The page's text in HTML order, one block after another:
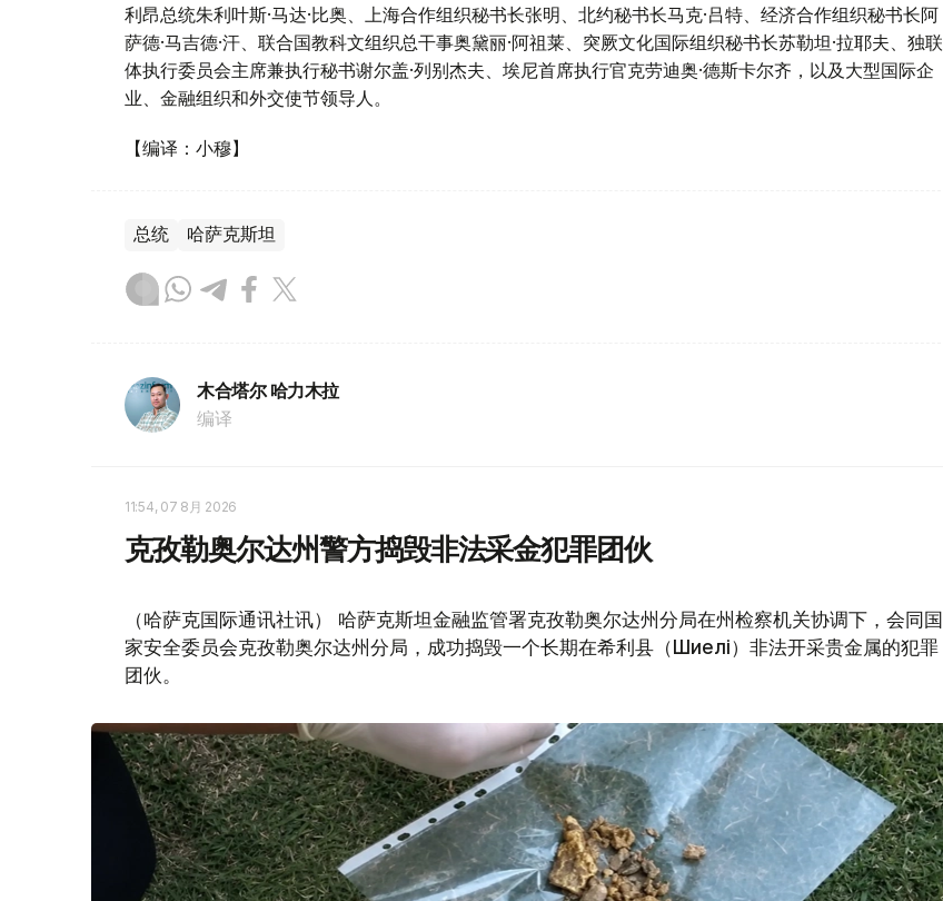
利昂总统朱利叶斯·马达·比奥、上海合作组织秘书长张明、北约秘书长马克·吕特、经济合作组织秘书长阿
萨德·马吉德·汗、联合国教科文组织总干事奥黛丽·阿祖莱、突厥文化国际组织秘书长苏勒坦·拉耶夫、独联
体执行委员会主席兼执行秘书谢尔盖·列别杰夫、埃尼首席执行官克劳迪奥·德斯卡尔齐，以及大型国际企
业、金融组织和外交使节领导人。
【编译：小穆】
总统 哈萨克斯坦
木合塔尔 哈力木拉
编译
11:54, 07 8月 2026
克孜勒奥尔达州警方捣毁非法采金犯罪团伙
（哈萨克国际通讯社讯） 哈萨克斯坦金融监管署克孜勒奥尔达州分局在州检察机关协调下，会同国
家安全委员会克孜勒奥尔达州分局，成功捣毁一个长期在希利县（Шиелі）非法开采贵金属的犯罪
团伙。